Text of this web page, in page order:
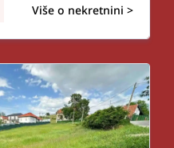
Više o nekretnini >